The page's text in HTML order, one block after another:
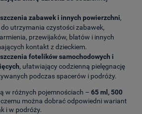
zabawek i innych powierzchni,
utrzymania czystości zabawek,
przewijaków, blatów i innych
kontakt z dzieckiem.
fotelików samochodowych i
, ułatwiający codzienną pielęgnację
podczas spacerów i podróży.
w różnych pojemnościach – 65 ml, 500
można dobrać odpowiedni wariant
i w podróży.